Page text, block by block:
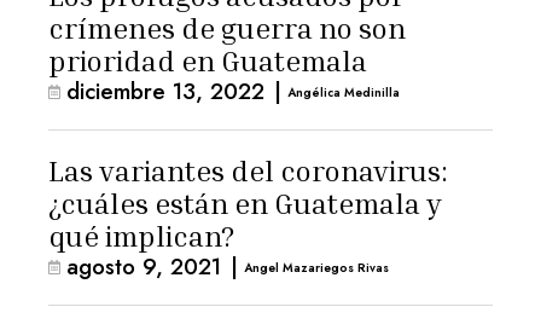
crímenes de guerra no son
prioridad en Guatemala
diciembre 13, 2022 | Angélica Medinilla
Las variantes del coronavirus:
¿cuáles están en Guatemala y
qué implican?
agosto 9, 2021 | Angel Mazariegos Rivas